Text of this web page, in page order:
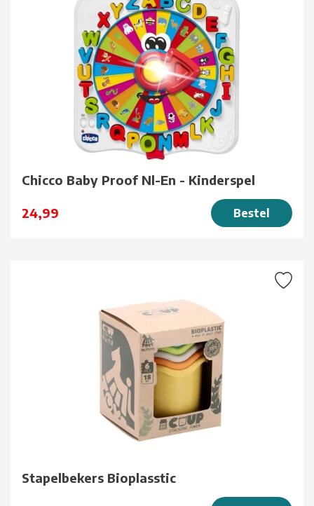
Chicco Baby Proof Nl-En - Kinderspel
24,99 Bestel
Stapelbekers Bioplasstic